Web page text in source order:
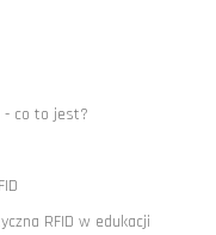
- co to jest?
RFID w edukacji